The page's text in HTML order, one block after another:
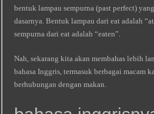
bentuk lampau sempurna (past perfect)
dasarnya. Bentuk lampau dari eat adalah
sempurna dari eat adalah “eaten”.
Nah, sekarang kita akan membahas lebih
bahasa Inggris, termasuk berbagai macam
berhubungan dengan makan.